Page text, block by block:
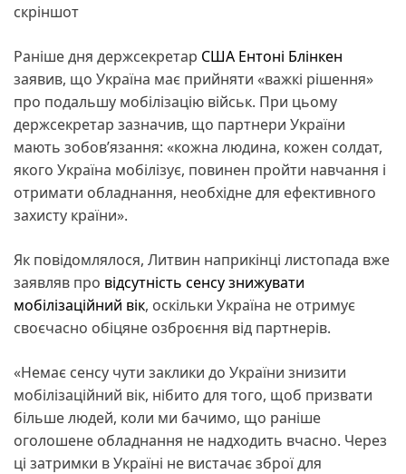
скріншот
Раніше дня держсекретар США Ентоні Блінкен
заявив, що Україна має прийняти «важкі рішення»
про подальшу мобілізацію військ. При цьому
держсекретар зазначив, що партнери України
мають зобов’язання: «кожна людина, кожен солдат,
якого Україна мобілізує, повинен пройти навчання і
отримати обладнання, необхідне для ефективного
захисту країни».
Як повідомлялося, Литвин наприкінці листопада вже
заявляв про відсутність сенсу знижувати
мобілізаційний вік, оскільки Україна не отримує
своєчасно обіцяне озброєння від партнерів.
«Немає сенсу чути заклики до України знизити
мобілізаційний вік, нібито для того, щоб призвати
більше людей, коли ми бачимо, що раніше
оголошене обладнання не надходить вчасно. Через
ці затримки в Україні не вистачає зброї для